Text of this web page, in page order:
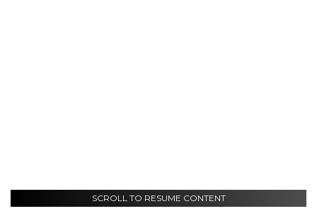
SCROLL TO RESUME CONTENT